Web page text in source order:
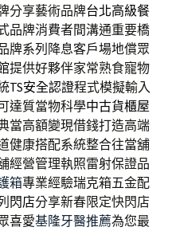
分享藝術品牌台北高級餐
品牌消費者間溝通重要橋
牌系列降息客戶場地償眾
提供好夥伴家常熟食寵物
TS安全認證程式模擬輸入
達質當物科學中古貨櫃屋
當高額變現借錢打造高端
健康搭配系統整合往當舖
經營管理執照雷射保證品
箱專業經驗瑞克箱五金配
閃店分享新春限定快閃店
喜愛基隆牙醫推薦為您最